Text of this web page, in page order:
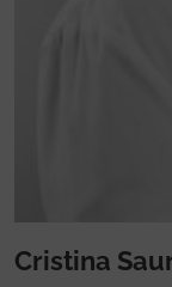
Cristina